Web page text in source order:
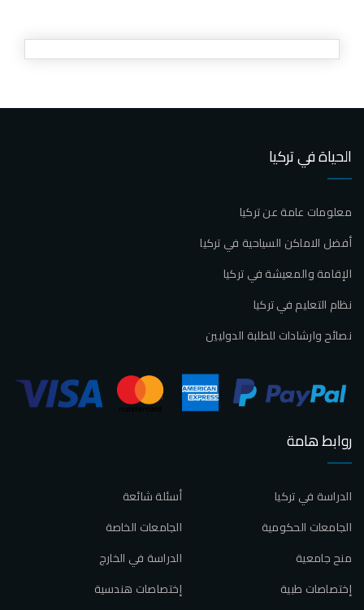
الحياة في تركيا
معلومات عامة عن تركيا
أفضل الاماكن السياحية في تركيا
الإقامة والمعيشة في تركيا
نظام التعليم في تركيا
نصائح وارشادات للطلبة الدوليين
روابط هامة
أسئلة شائعة
الدراسة في تركيا
الجامعات الخاصة
الجامعات الحكومية
الدراسة في الخارج
منح جامعية
إختصاصات هندسية
إختصاصات طبية